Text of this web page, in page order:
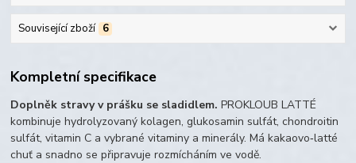
Související zboží 6
Kompletní specifikace
Doplněk stravy v prášku se sladidlem. PROKLOUB LATTÉ
kombinuje hydrolyzovaný kolagen, glukosamin sulfát, chondroitin
sulfát, vitamin C a vybrané vitaminy a minerály. Má kakaovo‑latté
chuť a snadno se připravuje rozmícháním ve vodě.